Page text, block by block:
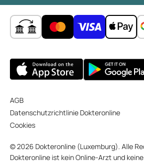
AGB
Datenschutzrichtlinie Dokteronline
Cookies
© 2026 Dokteronline (Luxemburg). Alle
Dokteronline ist kein Online-Arzt und